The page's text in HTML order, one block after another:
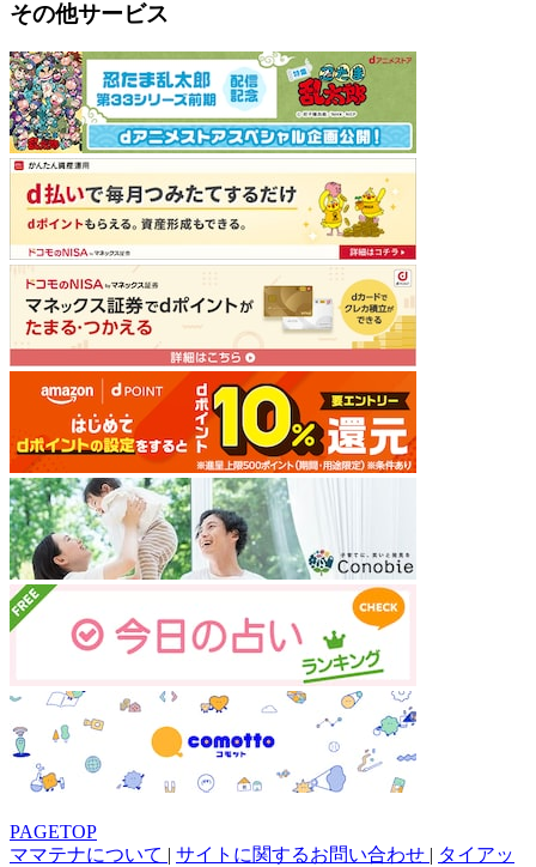
その他サービス
PAGETOP
ママテナについて | サイトに関するお問い合わせ | タイアッ